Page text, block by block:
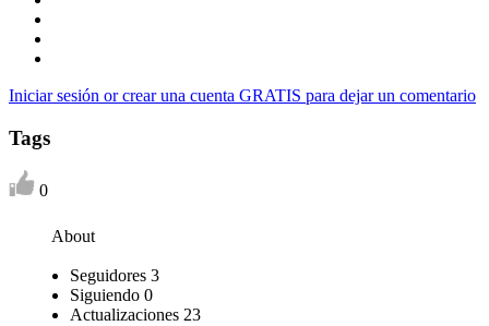
Iniciar sesión or crear una cuenta GRATIS para dejar un comentario
Tags
0
About
Seguidores 3
Siguiendo 0
Actualizaciones 23